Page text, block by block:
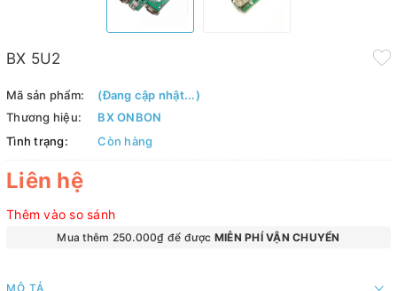
BX 5U2
Mã sản phẩm:
(Đang cập nhật...)
Thương hiệu:
BX ONBON
Tình trạng:
Còn hàng
Liên hệ
Thêm vào so sánh
Mua thêm 250.000₫ để được MIỄN PHÍ VẬN CHUYỂN
MÔ TẢ